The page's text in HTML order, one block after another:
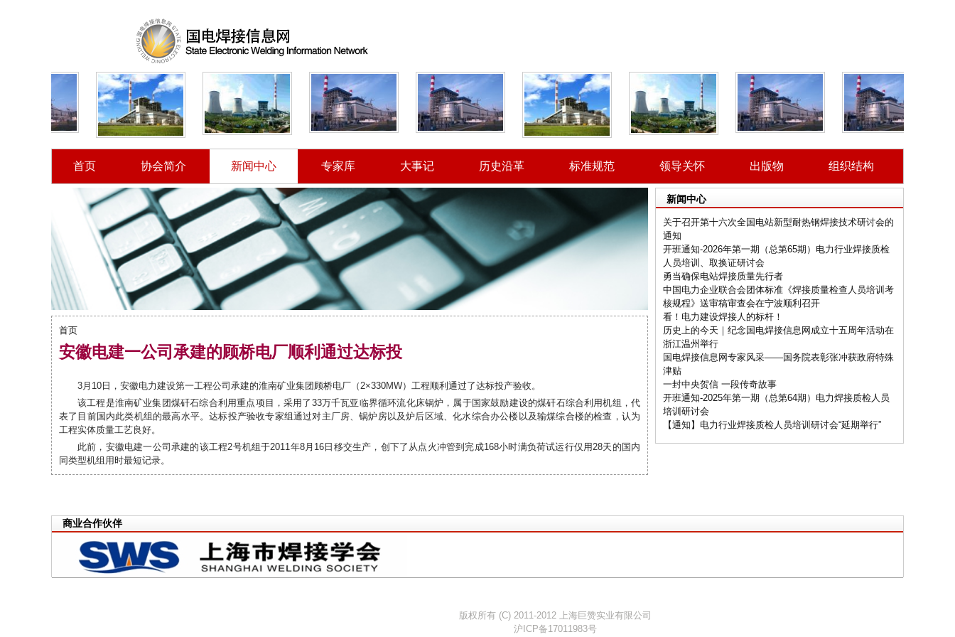
首页 协会简介 新闻中心 专家库 大事记 历史沿革 标准规范 领导关怀 出版物 组织结构
你在这里
首页
安徽电建一公司承建的顾桥电厂顺利通过达标投
3月10日，安徽电力建设第一工程公司承建的淮南矿业集团顾桥电厂（2×330MW）工程顺利通过了达标投产验收。
该工程是淮南矿业集团煤矸石综合利用重点项目，采用了33万千瓦亚临界循环流化床锅炉，属于国家鼓励建设的煤矸石综合利用机组，代
表了目前国内此类机组的最高水平。达标投产验收专家组通过对主厂房、锅炉房以及炉后区域、化水综合办公楼以及输煤综合楼的检查，认为
工程实体质量工艺良好。
此前，安徽电建一公司承建的该工程2号机组于2011年8月16日移交生产，创下了从点火冲管到完成168小时满负荷试运行仅用28天的国内
同类型机组用时最短记录。
新闻中心
关于召开第十六次全国电站新型耐热钢焊接技术研讨会的
通知
开班通知-2026年第一期（总第65期）电力行业焊接质检
人员培训、取换证研讨会
勇当确保电站焊接质量先行者
中国电力企业联合会团体标准《焊接质量检查人员培训考
核规程》送审稿审查会在宁波顺利召开
看！电力建设焊接人的标杆！
历史上的今天｜纪念国电焊接信息网成立十五周年活动在
浙江温州举行
国电焊接信息网专家风采——国务院表彰张冲获政府特殊
津贴
一封中央贺信 一段传奇故事
开班通知-2025年第一期（总第64期）电力焊接质检人员
培训研讨会
【通知】电力行业焊接质检人员培训研讨会“延期举行”
商业合作伙伴
版权所有 (C) 2011-2012 上海巨赞实业有限公司
沪ICP备17011983号